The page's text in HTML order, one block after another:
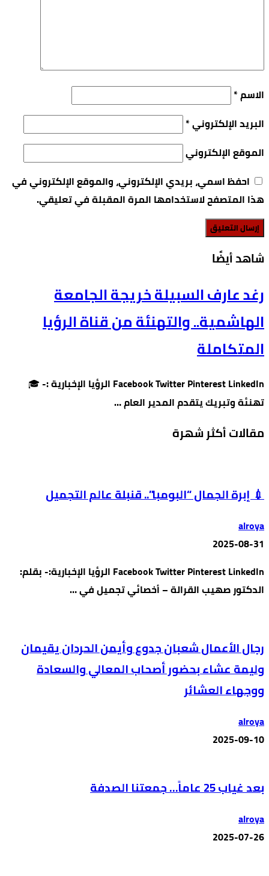
الاسم*
البريد الإلكتروني*
الموقع الإلكتروني
احفظ اسمي، بريدي الإلكتروني، والموقع الإلكتروني في
هذا المتصفح لاستخدامها المرة المقبلة في تعليقي.
‫شاهد أيضًا‬
رغد عارف السبيلة خريجة الجامعة
الهاشمية.. والتهنئة من قناة الرؤيا
المتكاملة
Facebook Twitter Pinterest LinkedIn الرؤيا الإخبارية :- 🎓
تهنئة وتبريك يتقدم المدير العام …
مقالات أكثر شهرة
💉 إبرة الجمال “البومبا”.. قنبلة عالم التجميل
alroya
2025-08-31
Facebook Twitter Pinterest LinkedIn الرؤيا الإخبارية:- بقلم:
الدكتور صهيب القرالة – أخصائي تجميل في …
رجال الأعمال شعبان جدوع وأيمن الحردان يقيمان
وليمة عشاء بحضور أصحاب المعالي والسعادة
ووجهاء العشائر
alroya
2025-09-10
بعد غياب 25 عاماً… جمعتنا الصدفة
alroya
2025-07-26